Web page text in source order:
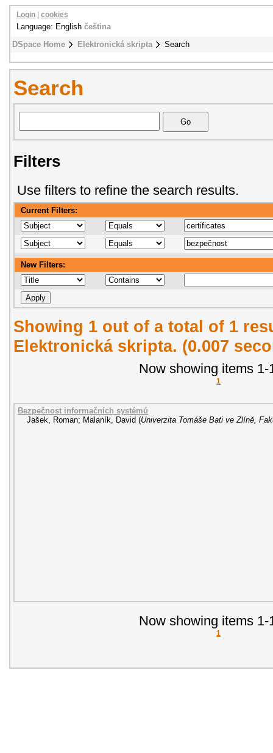
DSpace Home Elektronická skripta Search
Login cookies
Language: English čeština
Search
Filters
Use filters to refine the search results.
Current Filters:
New Filters:
Showing 1 out of a total of 1
Elektronická skripta. (0.007
Now showing items 1-
1
Bezpečnost informačních systémů
Jašek, Roman; Malaník, David (Univerzita Tomáše Bati ve Zlíně,
Now showing items 1-
1